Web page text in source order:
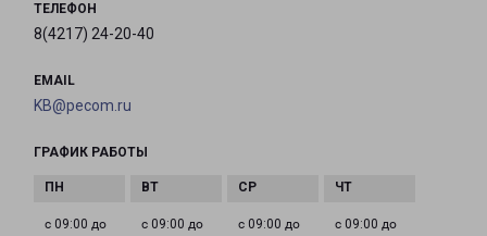
ТЕЛЕФОН
8(4217) 24-20-40
EMAIL
KB@pecom.ru
ГРАФИК РАБОТЫ
с 09:00 до с 09:00 до с 09:00 до с 09:00 до